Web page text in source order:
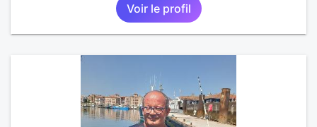
Voir le profil